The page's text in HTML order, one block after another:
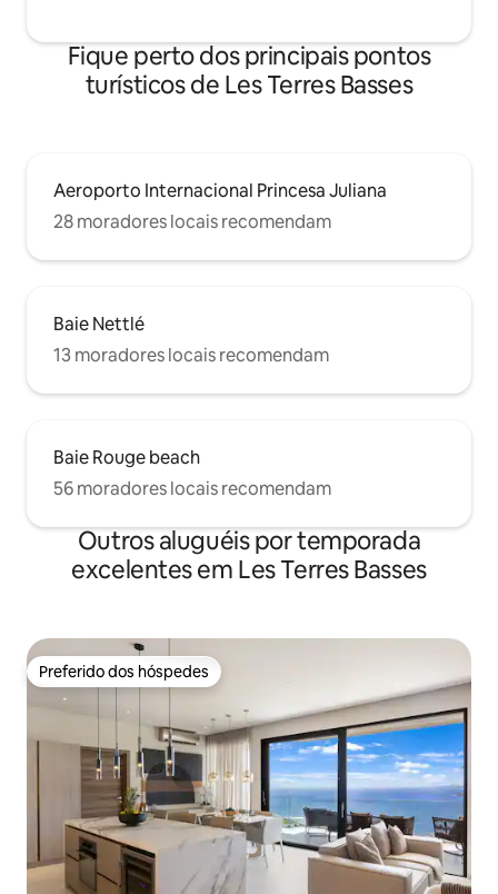
Fique perto dos principais pontos
turísticos de Les Terres Basses
Aeroporto Internacional Princesa Juliana
28 moradores locais recomendam
Baie Nettlé
13 moradores locais recomendam
Baie Rouge beach
56 moradores locais recomendam
Outros aluguéis por temporada
excelentes em Les Terres Basses
Preferido dos hóspedes
Preferido dos hóspedes